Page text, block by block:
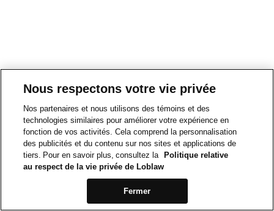
Nous respectons votre vie privée
Nos partenaires et nous utilisons des témoins et des
technologies similaires pour améliorer votre expérience en
fonction de vos activités. Cela comprend la personnalisation
des publicités et du contenu sur nos sites et applications de
tiers. Pour en savoir plus, consultez la
Politique relative
au respect de la vie privée de Loblaw
Fermer